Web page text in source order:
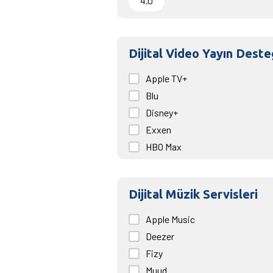
Dijital Video Yayın
Apple TV+
Blu
Disney+
Exxen
HBO Max
Puhu
Turkcell TV+
Youtube
beIN Connect
Dijital Müzik Servisleri
Apple Music
Deezer
Fizy
Muud